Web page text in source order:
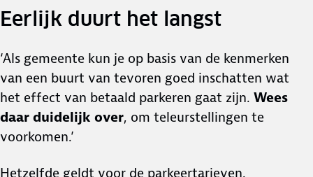
Eerlijk duurt het langst
‘Als gemeente kun je op basis van de kenmerken
van een buurt van tevoren goed inschatten wat
het effect van betaald parkeren gaat zijn. Wees
daar duidelijk over, om teleurstellingen te
voorkomen.’
Hetzelfde geldt voor de parkeertarieven.